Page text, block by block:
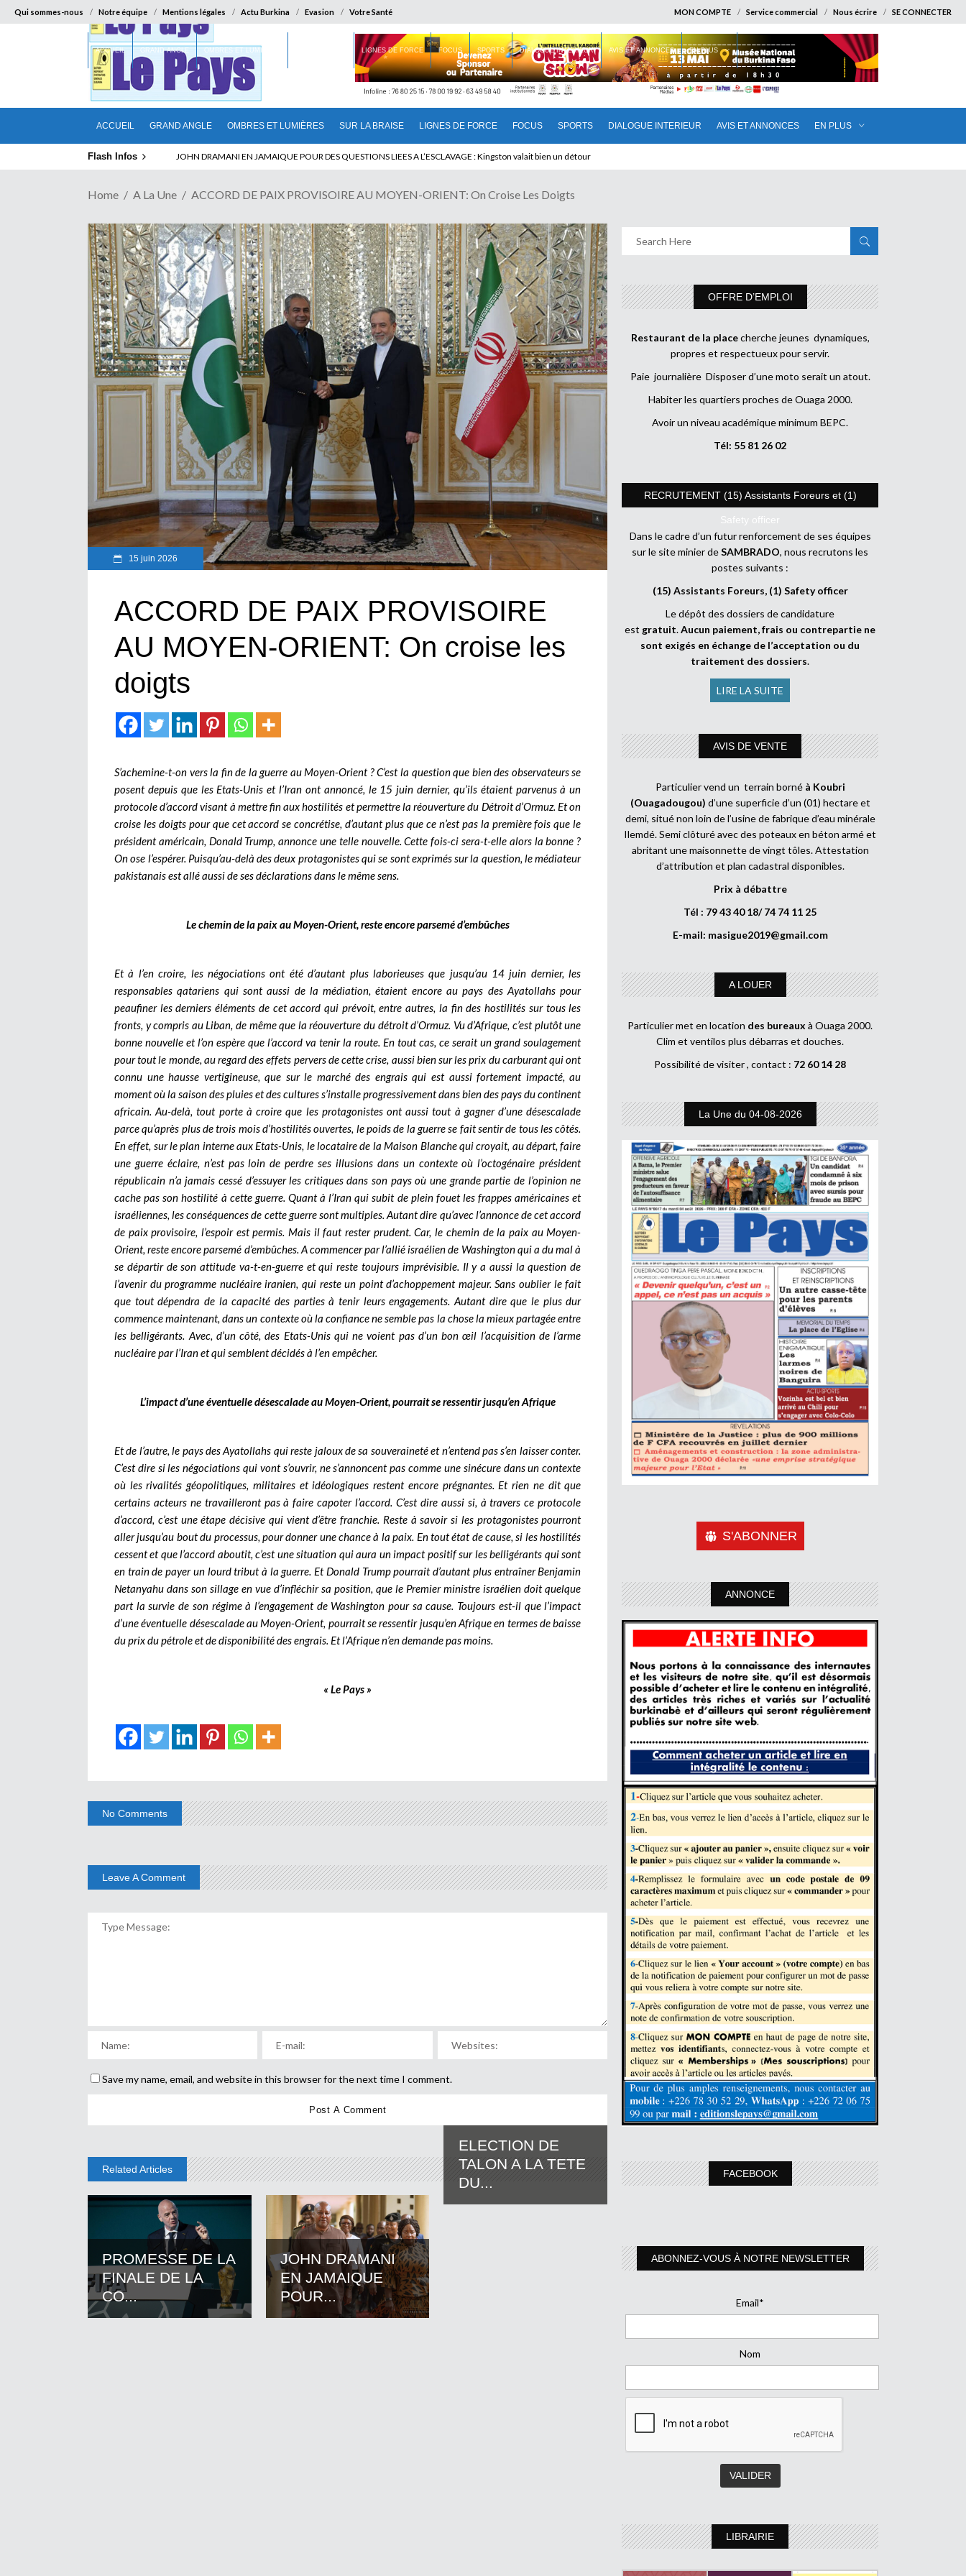
Qui sommes-nous Notre équipe Mentions légales Actu Burkina Evasion Votre Santé MON COMPTE Service commercial Nous écrire SE CONNECTER
ACCUEIL GRAND ANGLE OMBRES ET LUMIÈRES SUR LA BRAISE LIGNES DE FORCE FOCUS SPORTS DIALOGUE INTERIEUR AVIS ET ANNONCES EN PLUS
ACCUEIL GRAND ANGLE OMBRES ET LUMIÈRES LIGNES DE FORCE FOCUS SPORTS DIALOGUE INTERIEUR AVIS ET ANNONCES EN PLUS
Flash Infos ELECTION DE TALON A LA TETE DU SENAT BENINOIS : Quand Patrice quitte le pouvoir sans partir !
Home A La Une ACCORD DE PAIX PROVISOIRE AU MOYEN-ORIENT: On Croise Les Doigts
15 juin 2026
ACCORD DE PAIX PROVISOIRE
AU MOYEN-ORIENT: On croise les
doigts
S’achemine-t-on vers la fin de la guerre au Moyen-Orient ? C’est la question que bien des observateurs se
posent depuis que les Etats-Unis et l’Iran ont annoncé, le 15 juin dernier, qu’ils étaient parvenus à un
protocole d’accord visant à mettre fin aux hostilités et permettre la réouverture du Détroit d’Ormuz. Et on
croise les doigts pour que cet accord se concrétise, d’autant plus que ce n’est pas la première fois que le
président américain, Donald Trump, annonce une telle nouvelle. Cette fois-ci sera-t-elle alors la bonne ?
On ose l’espérer. Puisqu’au-delà des deux protagonistes qui se sont exprimés sur la question, le médiateur
pakistanais est allé aussi de ses déclarations dans le même sens.
Le chemin de la paix au Moyen-Orient, reste encore parsemé d’embûches
Et à l’en croire, les négociations ont été d’autant plus laborieuses que jusqu’au 14 juin dernier, les
responsables qatariens qui sont aussi de la médiation, étaient encore au pays des Ayatollahs pour
peaufiner les derniers éléments de cet accord qui prévoit, entre autres, la fin des hostilités sur tous les
fronts, y compris au Liban, de même que la réouverture du détroit d’Ormuz. Vu d’Afrique, c’est plutôt une
bonne nouvelle et l’on espère que l’accord va tenir la route. En tout cas, ce serait un grand soulagement
pour tout le monde, au regard des effets pervers de cette crise, aussi bien sur les prix du carburant qui ont
connu une hausse vertigineuse, que sur le marché des engrais qui est aussi fortement impacté, au
moment où la saison des pluies et des cultures s’installe progressivement dans bien des pays du continent
africain. Au-delà, tout porte à croire que les protagonistes ont aussi tout à gagner d’une désescalade
parce qu’après plus de trois mois d’hostilités ouvertes, le poids de la guerre se fait sentir de tous les côtés.
En effet, sur le plan interne aux Etats-Unis, le locataire de la Maison Blanche qui croyait, au départ, faire
une guerre éclaire, n’est pas loin de perdre ses illusions dans un contexte où l’octogénaire président
républicain n’a jamais cessé d’essuyer les critiques dans son pays où une grande partie de l’opinion ne
cache pas son hostilité à cette guerre. Quant à l’Iran qui subit de plein fouet les frappes américaines et
israéliennes, les conséquences de cette guerre sont multiples. Autant dire qu’avec l’annonce de cet accord
de paix provisoire, l’espoir est permis. Mais il faut rester prudent. Car, le chemin de la paix au Moyen-
Orient, reste encore parsemé d’embûches. A commencer par l’allié israélien de Washington qui a du mal à
se départir de son attitude va-t-en-guerre et qui reste toujours imprévisible. Il y a aussi la question de
l’avenir du programme nucléaire iranien, qui reste un point d’achoppement majeur. Sans oublier le fait
que tout dépendra de la capacité des parties à tenir leurs engagements. Autant dire que le plus dur
commence maintenant, dans un contexte où la confiance ne semble pas la chose la mieux partagée entre
les belligérants. Avec, d’un côté, des Etats-Unis qui ne voient pas d’un bon œil l’acquisition de l’arme
nucléaire par l’Iran et qui semblent décidés à l’en empêcher.
L’impact d’une éventuelle désescalade au Moyen-Orient, pourrait se ressentir jusqu’en Afrique
Et de l’autre, le pays des Ayatollahs qui reste jaloux de sa souveraineté et n’entend pas s’en laisser conter.
C’est dire si les négociations qui vont s’ouvrir, ne s’annoncent pas comme une sinécure dans un contexte
où les rivalités géopolitiques, militaires et idéologiques restent encore prégnantes. Et rien ne dit que
certains acteurs ne travailleront pas à faire capoter l’accord. C’est dire aussi si, à travers ce protocole
d’accord, c’est une étape décisive qui vient d’être franchie. Reste à savoir si les protagonistes pourront
aller jusqu’au bout du processus, pour donner une chance à la paix. En tout état de cause, si les hostilités
cessent et que l’accord aboutit, c’est une situation qui aura un impact positif sur les belligérants qui sont
en train de payer un lourd tribut à la guerre. Et Donald Trump pourrait d’autant plus entraîner Benjamin
Netanyahu dans son sillage en vue d’infléchir sa position, que le Premier ministre israélien doit quelque
part la survie de son régime à l’engagement de Washington pour sa cause. Toujours est-il que l’impact
d’une éventuelle désescalade au Moyen-Orient, pourrait se ressentir jusqu’en Afrique en termes de baisse
du prix du pétrole et de disponibilité des engrais. Et l’Afrique n’en demande pas moins.
« Le Pays »
No Comments
Leave A Comment
Save my name, email, and website in this browser for the next time I comment.
Related Articles
PROMESSE DE LA
FINALE DE LA
CO...
JOHN DRAMANI
EN JAMAIQUE
POUR...
ELECTION DE
TALON A LA TETE
DU...
OFFRE D’EMPLOI
Restaurant de la placecherche jeunes dynamiques,
propres et respectueux pour servir.
Paie journalière Disposer d’une moto serait un atout.
Habiter les quartiers proches de Ouaga 2000.
Avoir un niveau académique minimum BEPC.
Tél: 55 81 26 02
RECRUTEMENT (15) Assistants Foreurs et (1)
Safety officer
Dans le cadre d’un futur renforcement de ses équipes
sur le site minier deSAMBRADO, nous recrutons les
postes suivants :
(15) Assistants Foreurs, (1) Safety officer
Le dépôt des dossiers de candidature
est gratuit.Aucun paiement, frais ou contrepartie ne
sont exigés en échange de l’acceptation ou du
traitement des dossiers.
LIRE LA SUITE
AVIS DE VENTE
Particulier vend un terrain borné à Koubri
(Ouagadougou) d’une superficie d’un (01) hectare et
demi, situé non loin de l’usine de fabrique d’eau minérale
Ilemdé. Semi clôturé avec des poteaux en béton armé et
abritant une maisonnette de vingt tôles. Attestation
d’attribution et plan cadastral disponibles.
Prix à débattre
Tél : 79 43 40 18/ 74 74 11 25
E-mail: masigue2019@gmail.com
A LOUER
Particulier met en location des bureaux à Ouaga 2000.
Clim et ventilos plus débarras et douches.
Possibilité de visiter , contact : 72 60 14 28
La Une du 04-08-2026
S'ABONNER
ANNONCE
FACEBOOK
ABONNEZ-VOUS À NOTRE NEWSLETTER
Email*
Nom
LIBRAIRIE